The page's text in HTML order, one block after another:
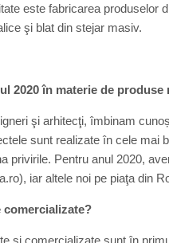
este fabricarea produselor
şi blat din stejar masiv.
2020 în materie de produse
şi arhitecţi, îmbinam
sunt realizate în cele mai
privirile. Pentru anul 2020,
iar altele noi pe piaţa din
comercializate?
şi comercializate sunt în